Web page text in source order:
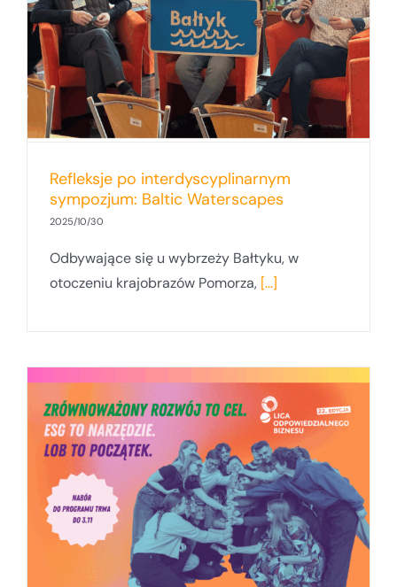
Refleksje po interdyscyplinarnym
sympozjum: Baltic Waterscapes
2025/10/30
Odbywające się u wybrzeży Bałtyku, w
otoczeniu krajobrazów Pomorza, [...]